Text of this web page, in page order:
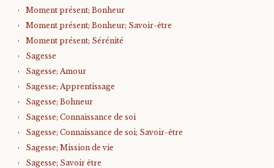
Moment présent; Bonheur
Moment présent; Bonheur; Savoir-être
Moment présent; Sérénité
Sagesse
Sagesse; Amour
Sagesse; Apprentissage
Sagesse; Bohneur
Sagesse; Connaissance de soi
Sagesse; Connaissance de soi; Savoir-être
Sagesse; Mission de vie
Sagesse; Savoir être